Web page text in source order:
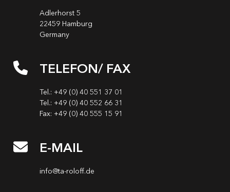
Adlerhorst 5
22459 Hamburg
Germany
TELEFON/ FAX
Tel.: +49 (0) 40 551 37 01
Tel.: +49 (0) 40 552 66 31
Fax: +49 (0) 40 555 15 91
E-MAIL
info@ta-roloff.de